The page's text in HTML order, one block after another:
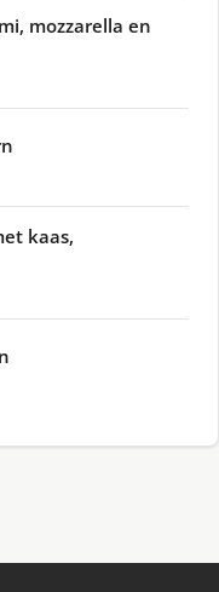
mozzarella en
kaas,